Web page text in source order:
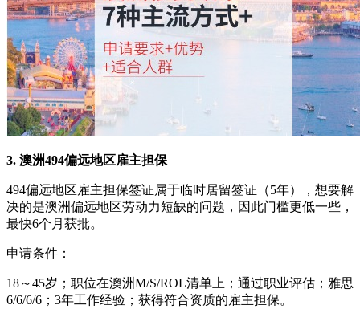
3. 澳洲494偏远地区雇主担保
494偏远地区雇主担保签证属于临时居留签证（5年），想要解
决的是澳洲偏远地区劳动力短缺的问题，因此门槛更低一些，
最快6个月获批。
申请条件：
18～45岁；职位在澳洲M/S/ROL清单上；通过职业评估；雅思
6/6/6/6；3年工作经验；获得符合资质的雇主担保。